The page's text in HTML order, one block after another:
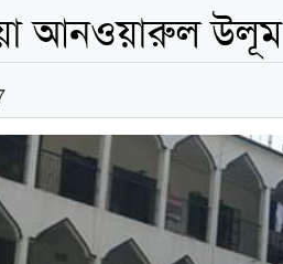
আনওয়ারুল উলূম